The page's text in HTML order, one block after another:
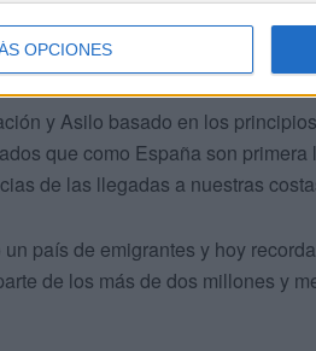
OPCIONES
y Asilo basado en los
que como España son primera
de las llegadas a nuestras
país de emigrantes y hoy
de los más de dos millones y